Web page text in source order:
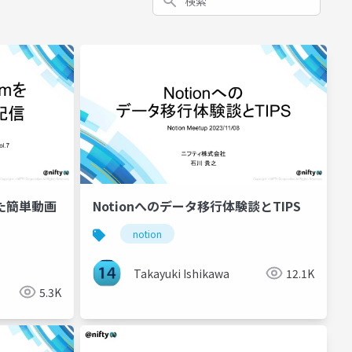
単動画
5.3K
Notionへのデータ移行体験談とTIPS
notion
Takayuki Ishikawa 12.1K